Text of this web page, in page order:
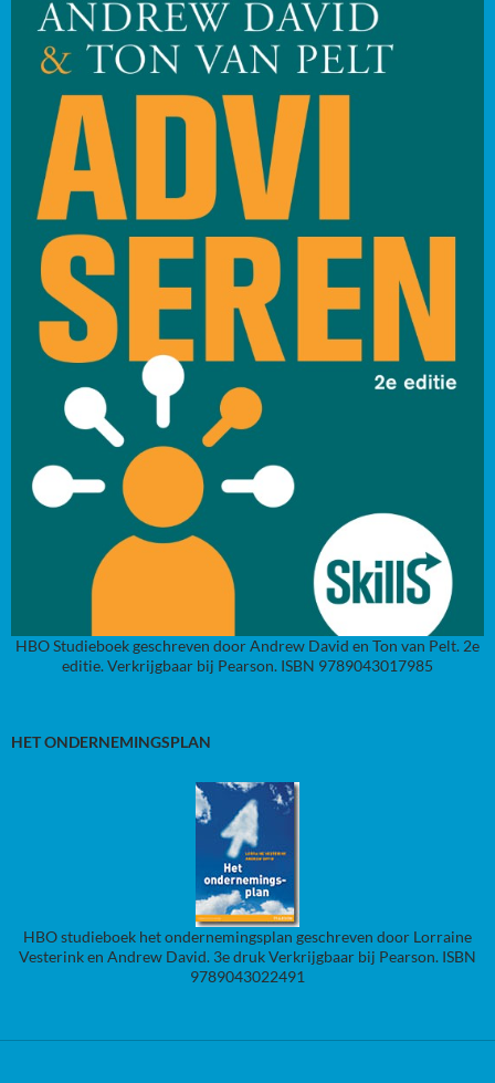
HBO Studieboek geschreven door Andrew David en Ton van Pelt. 2e
editie. Verkrijgbaar bij Pearson. ISBN 9789043017985
HET ONDERNEMINGSPLAN
HBO studieboek het ondernemingsplan geschreven door Lorraine
Vesterink en Andrew David. 3e druk Verkrijgbaar bij Pearson. ISBN
9789043022491